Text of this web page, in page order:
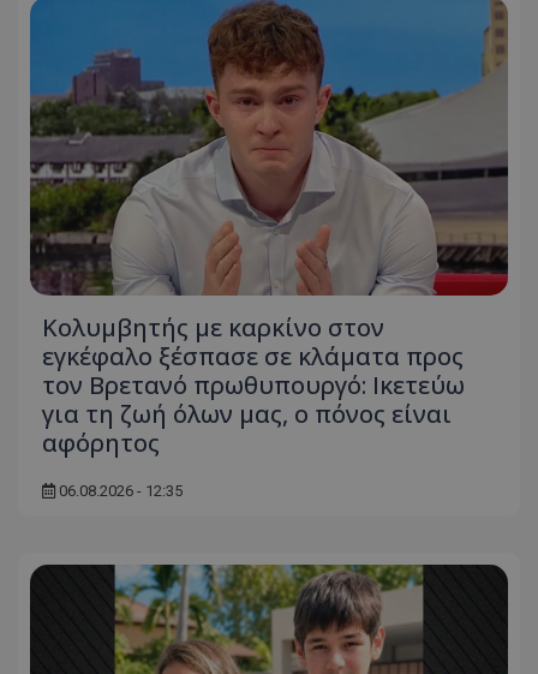
Κολυμβητής με καρκίνο στον
εγκέφαλο ξέσπασε σε κλάματα προς
τον Βρετανό πρωθυπουργό: Ικετεύω
για τη ζωή όλων μας, ο πόνος είναι
αφόρητος
06.08.2026 - 12:35